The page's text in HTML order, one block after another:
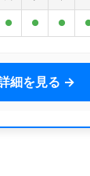
● ● ●
細を見る →